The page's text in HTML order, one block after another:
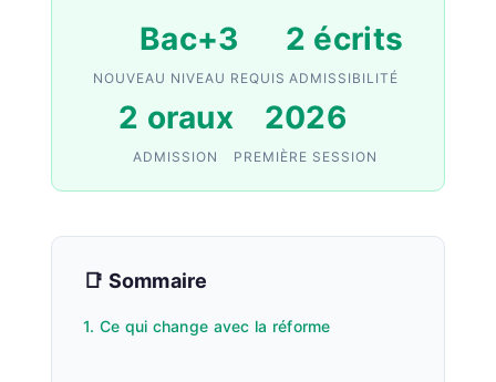
Bac+3
NOUVEAU NIVEAU REQUIS
2 écrits
ADMISSIBILITÉ
2 oraux
ADMISSION
2026
PREMIÈRE SESSION
📑 Sommaire
1. Ce qui change avec la réforme